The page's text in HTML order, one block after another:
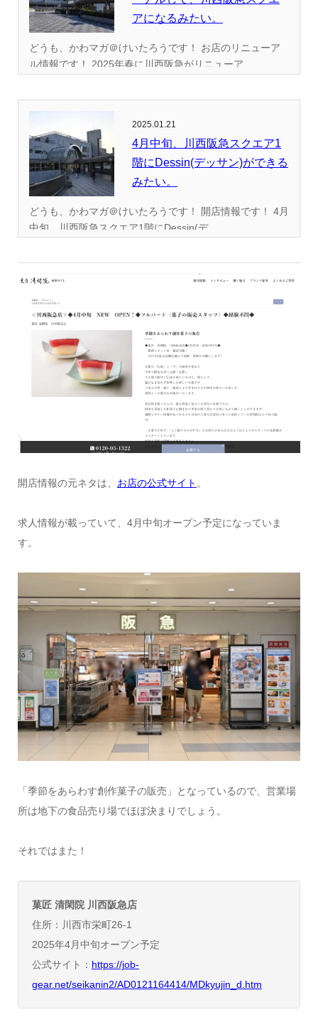
アになるみたい。
どうも、かわマガ＠けいたろうです！ お店のリニューア
ル情報です！ 2025年春に川西阪急がリニューア...
2025.01.21
4月中旬、川西阪急スクエア1
階にDessin(デッサン)ができる
みたい。
どうも、かわマガ＠けいたろうです！ 開店情報です！ 4月
中旬、川西阪急スクエア1階にDessin(デ...
開店情報の元ネタは、 お店の公式サイト 。
求人情報が載っていて、4月中旬オープン予定になっていま
す。
「季節をあらわす創作菓子の販売」となっているので、営業場
所は地下の食品売り場でほぼ決まりでしょう。
それではまた！
菓匠 清閑院 川西阪急店
住所：川西市栄町26-1
2025年4月中旬オープン予定
公式サイト： https://job-
gear.net/seikanin2/AD0121164414/MDkyujin_d.htm